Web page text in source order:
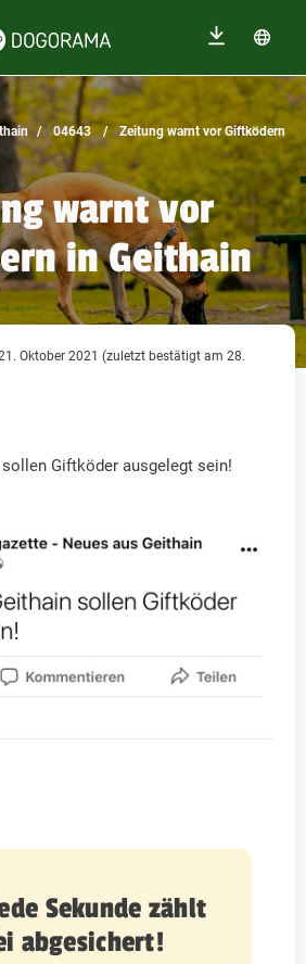
04643 Zeitung warnt vor Giftködern
warnt vor
in Geithain
Oktober 2021 (zuletzt bestätigt am 28.
Giftköder ausgelegt sein!
Sekunde zählt
abgesichert!